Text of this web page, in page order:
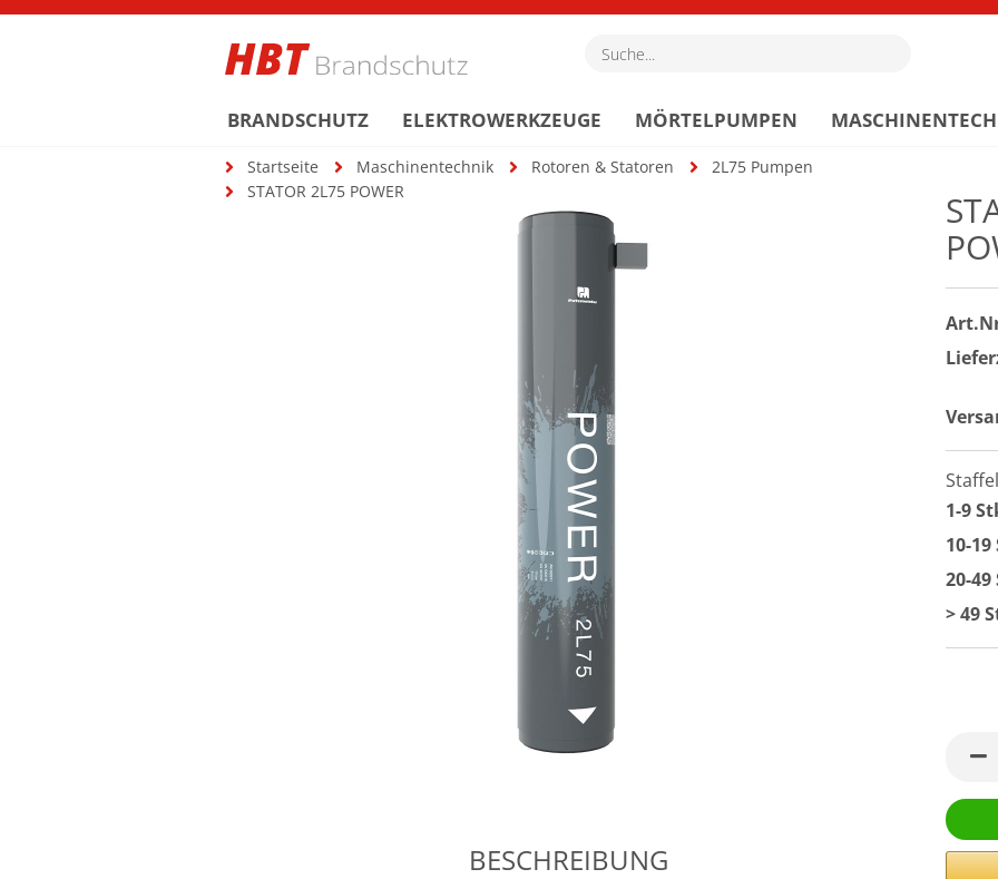
BRANDSCHUTZ ELEKTROWERKZEUGE MÖRTELPUMPEN
Startseite Maschinentechnik Rotoren & Statoren
2L75 Pumpen
STATOR 2L75 POWER
1-9
10-
20-49
> 49
BESCHREIBUNG